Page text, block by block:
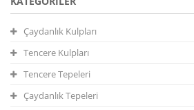
Çaydanlık Kulpları
Tencere Kulpları
Tencere Tepeleri
Çaydanlık Tepeleri